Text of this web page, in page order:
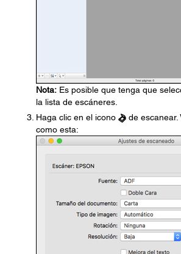
Nota: Es posible que tenga que
la lista de escáneres.
Haga clic en el icono
de escanear.
como esta: